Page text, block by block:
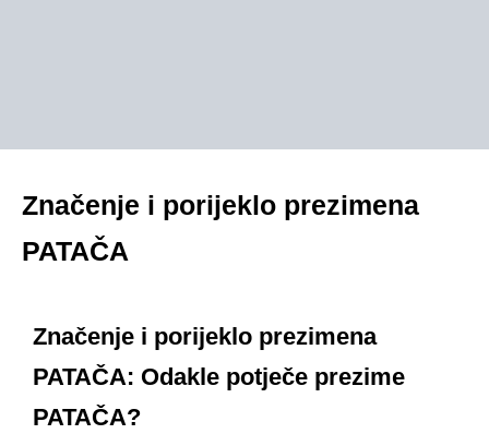
Značenje i porijeklo prezimena
PATAČA
Značenje i porijeklo prezimena
PATAČA: Odakle potječe prezime
PATAČA?